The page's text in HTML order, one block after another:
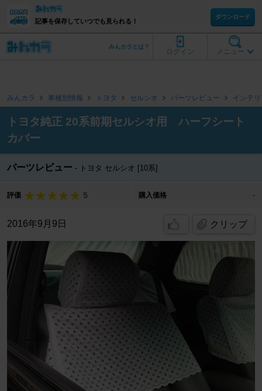
記事を保存していつでも見られる！
ダウンロード
メニュー
ログイン
みんカラとは？
みんカラ 車種別情報 トヨタ セルシオ パーツレビュー インテ
トヨタ純正 20系前期セルシオ用 ハーフシート
カバー
パーツレビュー トヨタ セルシオ [10系]
評価 5 購入価格 -
2016年9月9日 クリップ